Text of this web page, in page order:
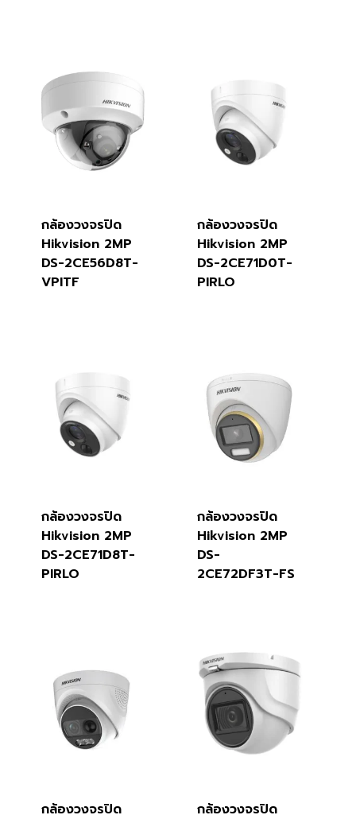
กล้องวงจรปิด
Hikvision 2MP
DS-2CE56D8T-
VPITF
กล้องวงจรปิด
Hikvision 2MP
DS-2CE71D0T-
PIRLO
กล้องวงจรปิด
Hikvision 2MP
DS-2CE71D8T-
PIRLO
กล้องวงจรปิด
Hikvision 2MP
DS-
2CE72DF3T-FS
กล้องวงจรปิด กล้องวงจรปิด